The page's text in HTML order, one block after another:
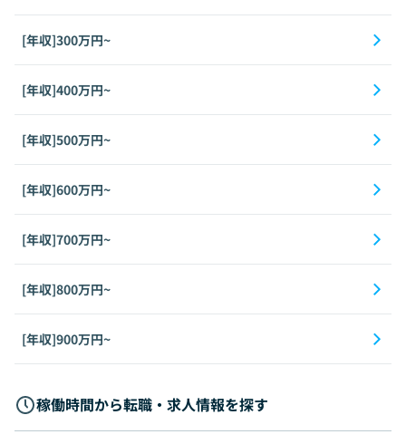
[年収]300万円~
[年収]400万円~
[年収]500万円~
[年収]600万円~
[年収]700万円~
[年収]800万円~
[年収]900万円~
稼働時間から転職・求人情報を探す